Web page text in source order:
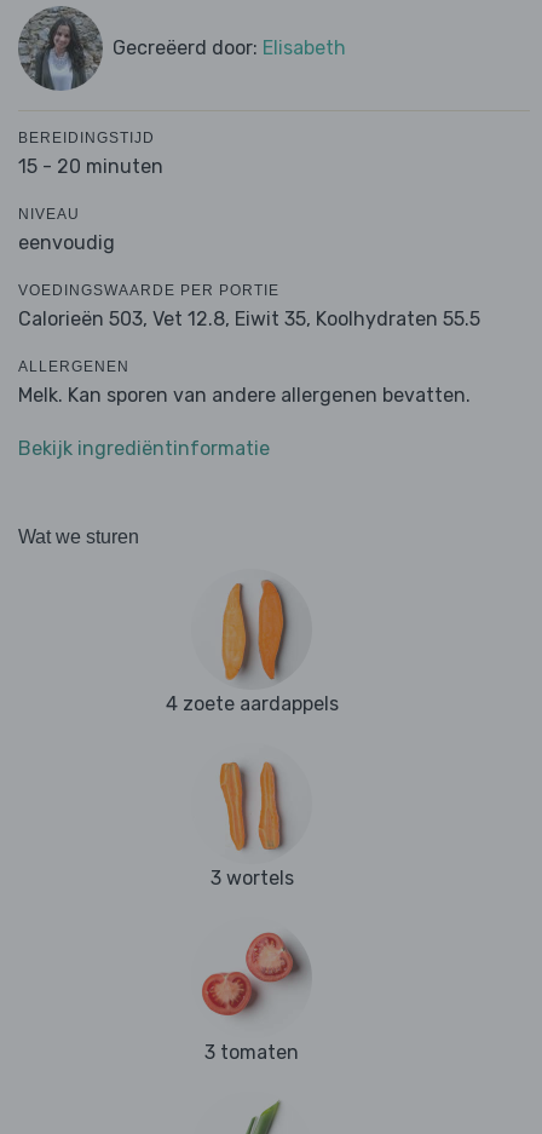
Gecreëerd door: Elisabeth
BEREIDINGSTIJD
15 - 20 minuten
NIVEAU
eenvoudig
VOEDINGSWAARDE PER PORTIE
Calorieën 503, Vet 12.8, Eiwit 35, Koolhydraten 55.5
ALLERGENEN
Melk. Kan sporen van andere allergenen bevatten.
Bekijk ingrediëntinformatie
Wat we sturen
4 zoete aardappels
3 wortels
3 tomaten